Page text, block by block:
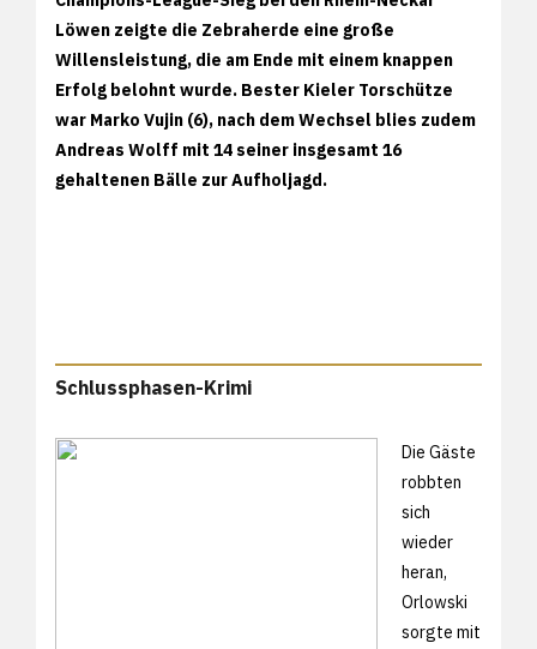
Löwen zeigte die Zebraherde eine große
Willensleistung, die am Ende mit einem knappen
Erfolg belohnt wurde. Bester Kieler Torschütze
war Marko Vujin (6), nach dem Wechsel blies zudem
Andreas Wolff mit 14 seiner insgesamt 16
gehaltenen Bälle zur Aufholjagd.
Schlussphasen-Krimi
Die Gäste
robbten
sich
wieder
heran,
Orlowski
sorgte mit